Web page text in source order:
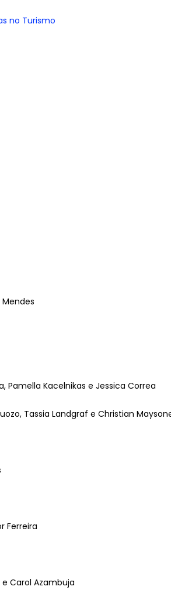
no Turismo
Pamella Kacelnikas e Jessica Correa
Tassia Landgraf e Christian
Ferreira
e Carol Azambuja